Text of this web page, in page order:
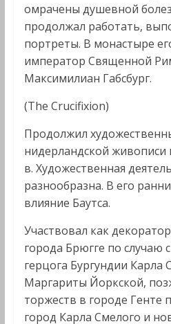
омрачены душевной
продолжал работать,
портреты. В монастыре
император Священной
Максимилиан Габсбург.
(The Crucifixion)
Продолжил
нидерландской
в. Художественная
разнообразна. В его
влияние Баутса.
Участвовал как
города Брюгге по случаю
герцога Бургундии Карла
Маргариты Йоркской,
торжеств в городе Генте
город Карла Смелого и